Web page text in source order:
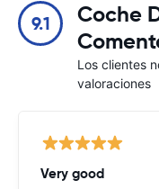
9.1
Coche
Los clientes
valoraciones
Very good